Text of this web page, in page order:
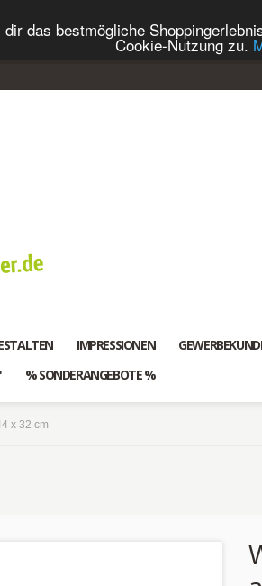
das bestmögliche
Cookie-Nutzung zu.
IMPRESSIONEN
% SONDERANGEBOTE %
x 32 cm